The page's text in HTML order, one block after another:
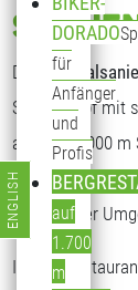
DORADO
für
Anfänger
und
Profis
auf
1.700
m
Das
Sonnenkopf mit
auf fast 2.000 m
Kosten, die
traumhafter
Im
Sprache
ENGLISH